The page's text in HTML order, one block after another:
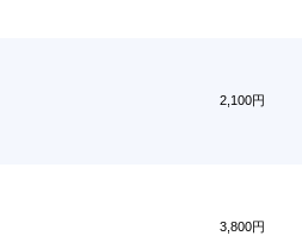
2,100円
3,800円